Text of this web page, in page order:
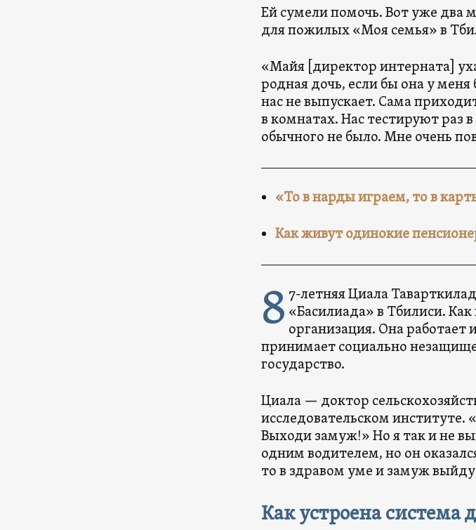
Ей сумели помочь. Вот уже два
для пожилых «Моя семья» в
«Майя [директор интерната]
родная дочь, если бы она у
нас не выпускает. Сама
в комнатах. Нас тестируют раз
обычного не было. Мне очень
«То в нарды играем, то в
Как живут одинокие
8 7-летняя Циала
«Басилиада» в Тбилиси.
организация. Она
принимает социально
государство.
Циала — доктор
исследовательском институте.
Выходи замуж!» Но я так и не
одним водителем, но он
то в здравом уме и замуж
Как устроена система